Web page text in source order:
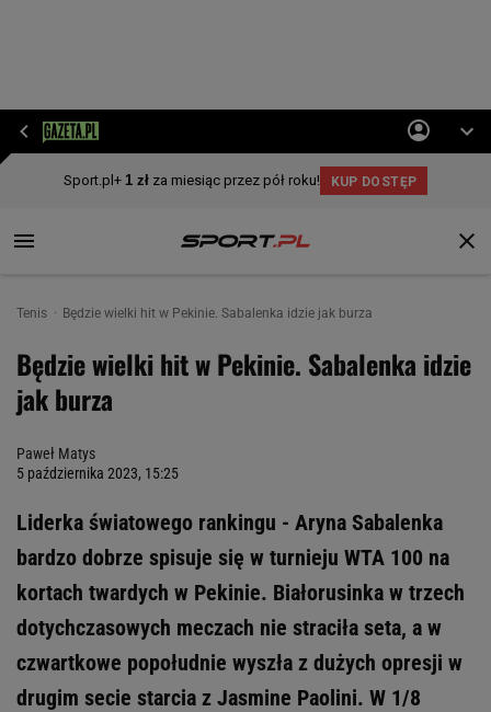
Tenis Będzie wielki hit w Pekinie. Sabalenka idzie jak burza
Będzie wielki hit w Pekinie. Sabalenka idzie
jak burza
Paweł Matys
5 października 2023, 15:25
Liderka światowego rankingu - Aryna Sabalenka
bardzo dobrze spisuje się w turnieju WTA 100 na
kortach twardych w Pekinie. Białorusinka w trzech
dotychczasowych meczach nie straciła seta, a w
czwartkowe popołudnie wyszła z dużych opresji w
drugim secie starcia z Jasmine Paolini. W 1/8